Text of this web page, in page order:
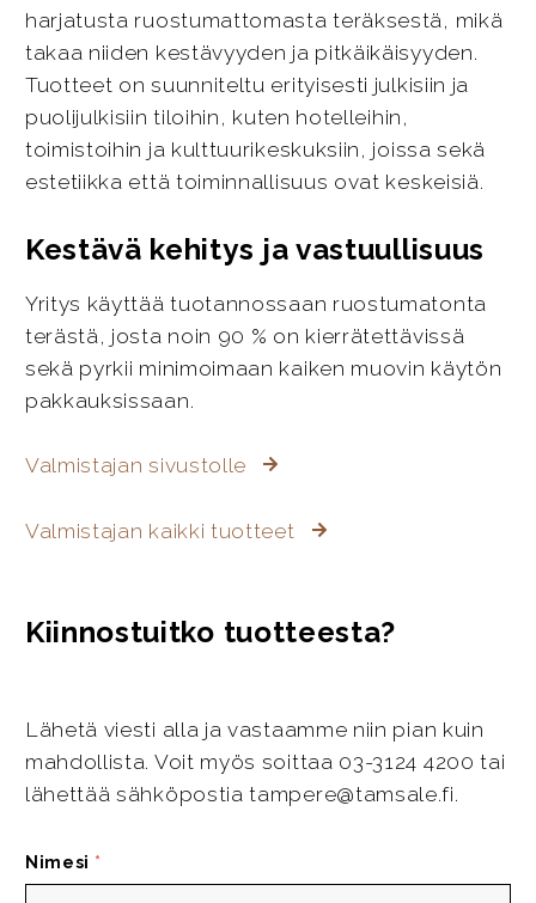
harjatusta ruostumattomasta teräksestä, mikä
takaa niiden kestävyyden ja pitkäikäisyyden.
Tuotteet on suunniteltu erityisesti julkisiin ja
puolijulkisiin tiloihin, kuten hotelleihin,
toimistoihin ja kulttuurikeskuksiin, joissa sekä
estetiikka että toiminnallisuus ovat keskeisiä.
Kestävä kehitys ja vastuullisuus
Yritys käyttää tuotannossaan ruostumatonta
terästä, josta noin 90 % on kierrätettävissä
sekä pyrkii minimoimaan kaiken muovin käytön
pakkauksissaan.
Valmistajan sivustolle
Valmistajan kaikki tuotteet
Kiinnostuitko tuotteesta?
Lähetä viesti alla ja vastaamme niin pian kuin
mahdollista. Voit myös soittaa 03-3124 4200 tai
lähettää sähköpostia tampere@tamsale.fi.
Nimesi *